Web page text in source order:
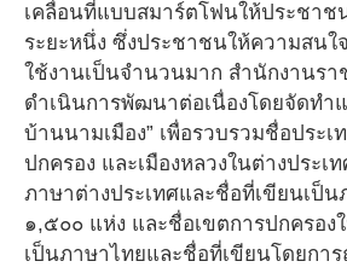
เคลื่อนที่แบบสมาร์ตโฟนให้ประชาช
ระยะหนึ่ง ซึ่งประชาชนให้ความสนใ
ใช้งานเป็นจำนวนมาก สำนักงานร
ดำเนินการพัฒนาต่อเนื่องโดยจัดทำ
บ้านนามเมือง” เพื่อรวบรวมชื่อประ
ปกครอง และเมืองหลวงในต่างประเ
ภาษาต่างประเทศและชื่อที่เขียนเป็น
๑,๕๐๐ แห่ง และชื่อเขตการปกครอง
เป็นภาษาไทยและชื่อที่เขียนโดยกา